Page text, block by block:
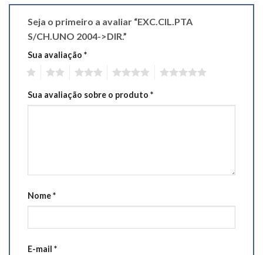
Seja o primeiro a avaliar “EXC.CIL.PTA
S/CH.UNO 2004->DIR.”
Sua avaliação *
Sua avaliação sobre o produto *
Nome*
E-mail *